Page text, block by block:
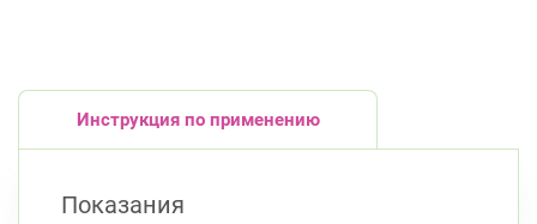
Инструкция по применению
Показания